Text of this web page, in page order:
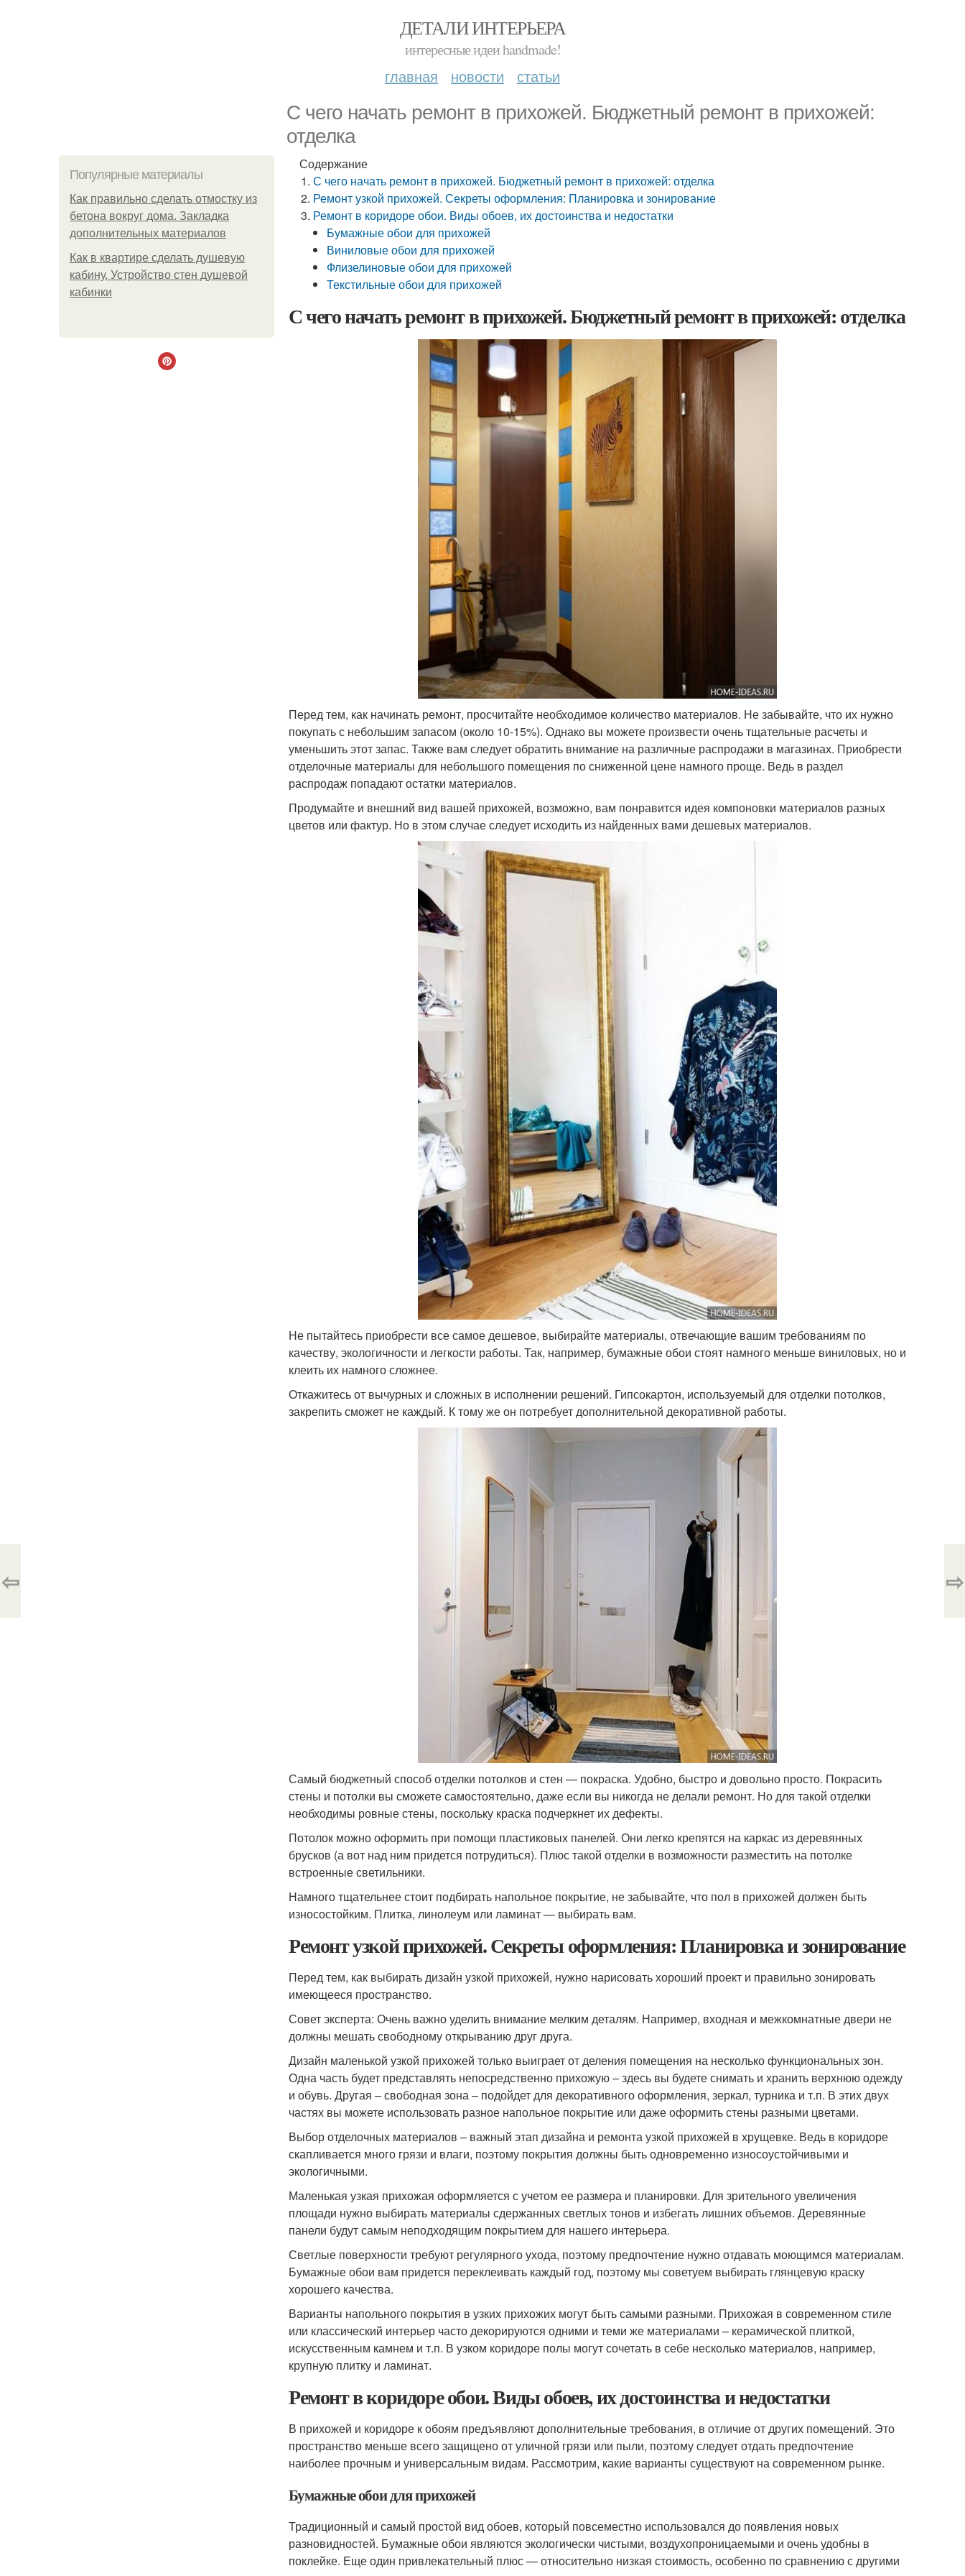
ДЕТАЛИ ИНТЕРЬЕРА
интересные идеи handmade!
главная новости статьи
С чего начать ремонт в прихожей. Бюджетный ремонт в прихожей:
отделка
Популярные материалы
Как правильно сделать отмостку из
бетона вокруг дома. Закладка
дополнительных материалов
Как в квартире сделать душевую
кабину. Устройство стен душевой
кабинки
Содержание
С чего начать ремонт в прихожей. Бюджетный ремонт в прихожей: отделка
Ремонт узкой прихожей. Секреты оформления: Планировка и зонирование
Ремонт в коридоре обои. Виды обоев, их достоинства и недостатки
Бумажные обои для прихожей
Виниловые обои для прихожей
Флизелиновые обои для прихожей
Текстильные обои для прихожей
С чего начать ремонт в прихожей. Бюджетный ремонт в прихожей: отделка
Перед тем, как начинать ремонт, просчитайте необходимое количество материалов. Не забывайте, что их нужно
покупать с небольшим запасом (около 10-15%). Однако вы можете произвести очень тщательные расчеты и
уменьшить этот запас. Также вам следует обратить внимание на различные распродажи в магазинах. Приобрести
отделочные материалы для небольшого помещения по сниженной цене намного проще. Ведь в раздел
распродаж попадают остатки материалов.
Продумайте и внешний вид вашей прихожей, возможно, вам понравится идея компоновки материалов разных
цветов или фактур. Но в этом случае следует исходить из найденных вами дешевых материалов.
Не пытайтесь приобрести все самое дешевое, выбирайте материалы, отвечающие вашим требованиям по
качеству, экологичности и легкости работы. Так, например, бумажные обои стоят намного меньше виниловых, но и
клеить их намного сложнее.
Откажитесь от вычурных и сложных в исполнении решений. Гипсокартон, используемый для отделки потолков,
закрепить сможет не каждый. К тому же он потребует дополнительной декоративной работы.
Самый бюджетный способ отделки потолков и стен — покраска. Удобно, быстро и довольно просто. Покрасить
стены и потолки вы сможете самостоятельно, даже если вы никогда не делали ремонт. Но для такой отделки
необходимы ровные стены, поскольку краска подчеркнет их дефекты.
Потолок можно оформить при помощи пластиковых панелей. Они легко крепятся на каркас из деревянных
брусков (а вот над ним придется потрудиться). Плюс такой отделки в возможности разместить на потолке
встроенные светильники.
Намного тщательнее стоит подбирать напольное покрытие, не забывайте, что пол в прихожей должен быть
износостойким. Плитка, линолеум или ламинат — выбирать вам.
Ремонт узкой прихожей. Секреты оформления: Планировка и зонирование
Перед тем, как выбирать дизайн узкой прихожей, нужно нарисовать хороший проект и правильно зонировать
имеющееся пространство.
Совет эксперта: Очень важно уделить внимание мелким деталям. Например, входная и межкомнатные двери не
должны мешать свободному открыванию друг друга.
Дизайн маленькой узкой прихожей только выиграет от деления помещения на несколько функциональных зон.
Одна часть будет представлять непосредственно прихожую – здесь вы будете снимать и хранить верхнюю одежду
и обувь. Другая – свободная зона – подойдет для декоративного оформления, зеркал, турника и т.п. В этих двух
частях вы можете использовать разное напольное покрытие или даже оформить стены разными цветами.
Выбор отделочных материалов – важный этап дизайна и ремонта узкой прихожей в хрущевке. Ведь в коридоре
скапливается много грязи и влаги, поэтому покрытия должны быть одновременно износоустойчивыми и
экологичными.
Маленькая узкая прихожая оформляется с учетом ее размера и планировки. Для зрительного увеличения
площади нужно выбирать материалы сдержанных светлых тонов и избегать лишних объемов. Деревянные
панели будут самым неподходящим покрытием для нашего интерьера.
Светлые поверхности требуют регулярного ухода, поэтому предпочтение нужно отдавать моющимся материалам.
Бумажные обои вам придется переклеивать каждый год, поэтому мы советуем выбирать глянцевую краску
хорошего качества.
Варианты напольного покрытия в узких прихожих могут быть самыми разными. Прихожая в современном стиле
или классический интерьер часто декорируются одними и теми же материалами – керамической плиткой,
искусственным камнем и т.п. В узком коридоре полы могут сочетать в себе несколько материалов, например,
крупную плитку и ламинат.
Ремонт в коридоре обои. Виды обоев, их достоинства и недостатки
В прихожей и коридоре к обоям предъявляют дополнительные требования, в отличие от других помещений. Это
пространство меньше всего защищено от уличной грязи или пыли, поэтому следует отдать предпочтение
наиболее прочным и универсальным видам. Рассмотрим, какие варианты существуют на современном рынке.
Бумажные обои для прихожей
Традиционный и самый простой вид обоев, который повсеместно использовался до появления новых
разновидностей. Бумажные обои являются экологически чистыми, воздухопроницаемыми и очень удобны в
поклейке. Еще один привлекательный плюс — относительно низкая стоимость, особенно по сравнению с другими
⇦ ⇨